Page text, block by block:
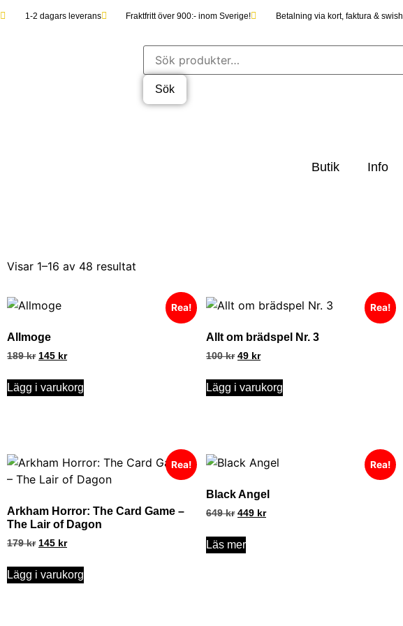
1-2 dagars leverans Fraktfritt över 900:- inom Sverige! Betalning via kort, faktura & swish
Sök
Butik Info
Visar 1–16 av 48 resultat
Rea!
Allmoge
189kr 145 kr
Lägg i varukorg
Rea!
Allt om brädspel Nr. 3
100kr 49 kr
Lägg i varukorg
Rea!
Arkham Horror: The Card Game –
The Lair of Dagon
179kr 145 kr
Lägg i varukorg
Rea!
Black Angel
649kr 449 kr
Läs mer